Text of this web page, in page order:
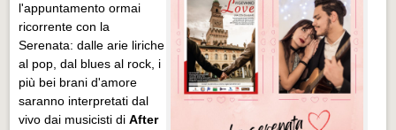
l'appuntamento ormai
ricorrente con la
Serenata: dalle arie liriche
al pop, dal blues al rock, i
più bei brani d'amore
saranno interpretati dal
vivo dai musicisti diAfter